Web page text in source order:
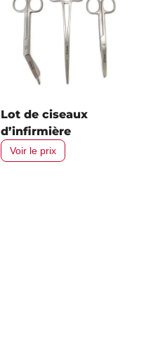
Lot de ciseaux
d’infirmière
Voir le prix